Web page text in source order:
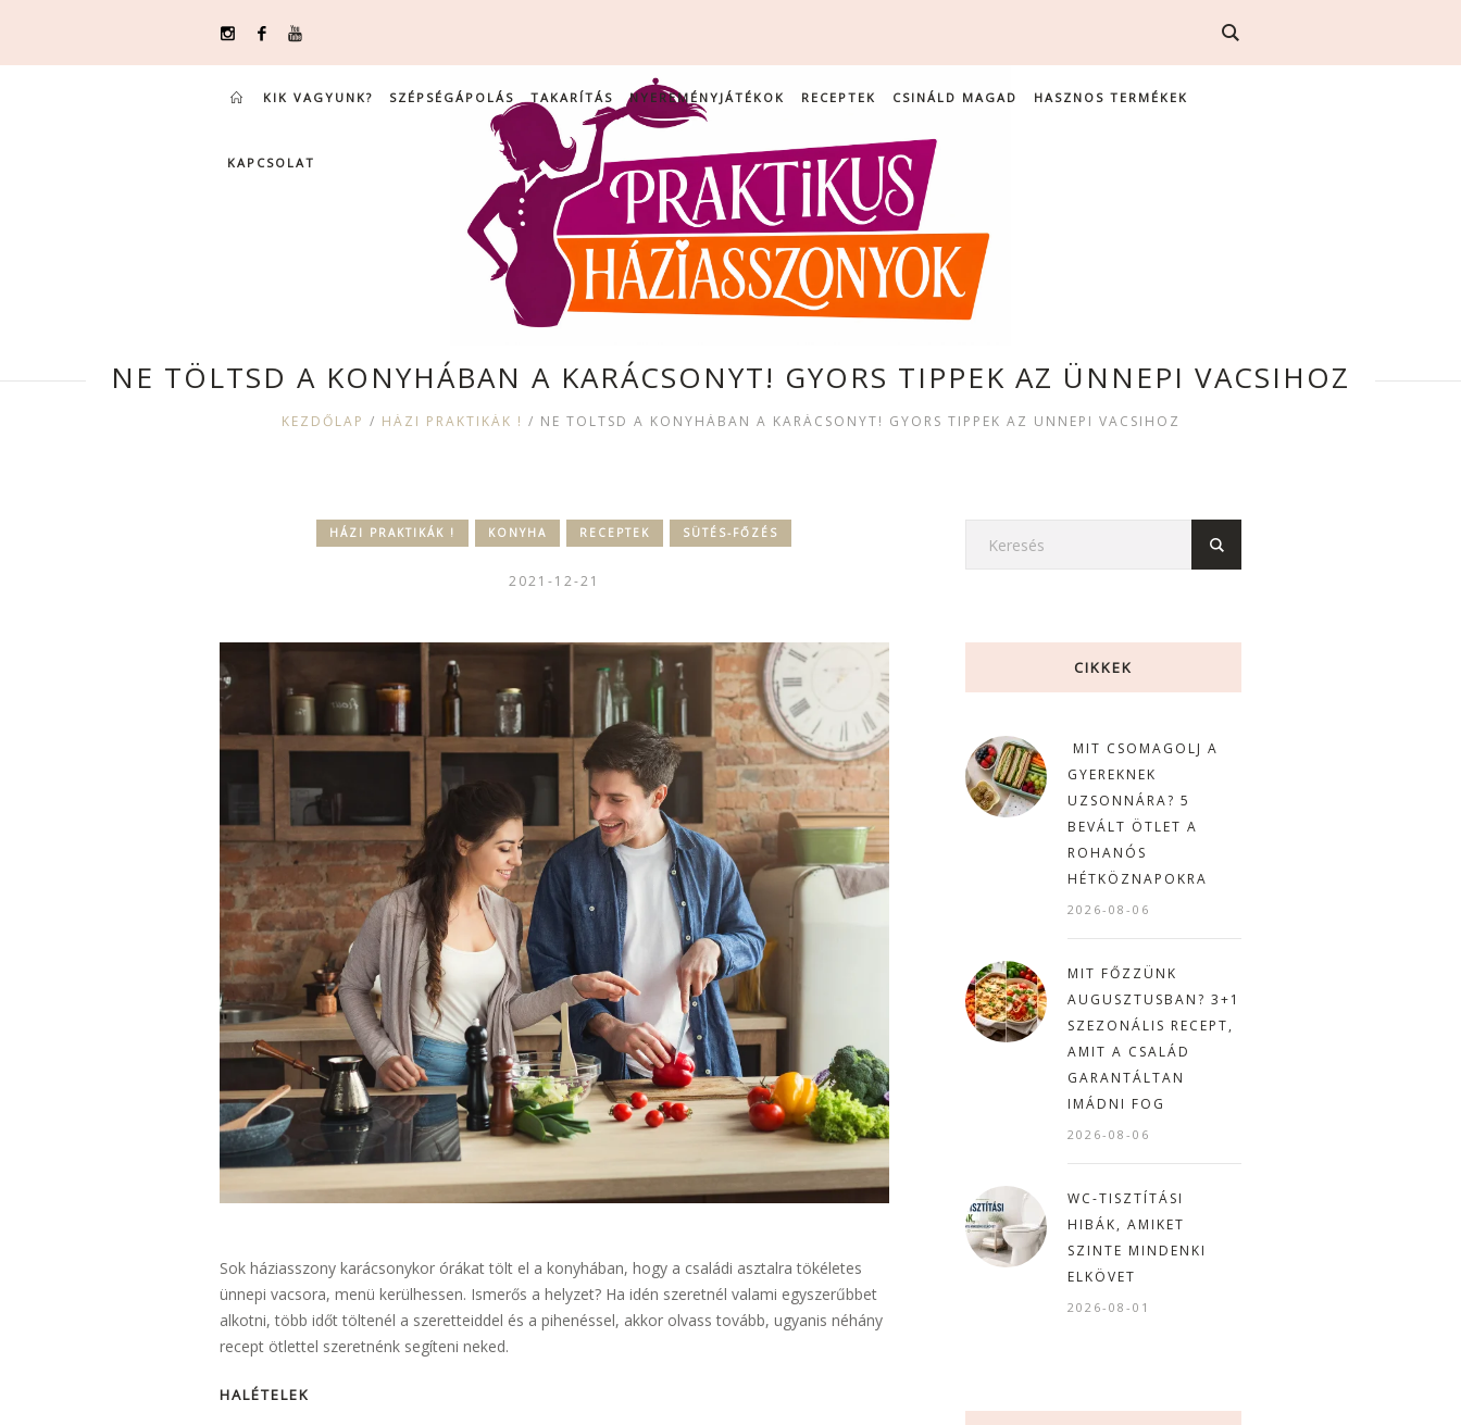
KIK VAGYUNK? SZÉPSÉGÁPOLÁS TAKARÍTÁS NYEREMÉNYJÁTÉKOK RECEPTEK CSINÁLD MAGAD HASZNOS TERMÉKEK
KAPCSOLAT
NE TÖLTSD A KONYHÁBAN A KARÁCSONYT! GYORS TIPPEK AZ ÜNNEPI VACSIHOZ
KEZDŐLAP / HÁZI PRAKTIKÁK ! / NE TÖLTSD A KONYHÁBAN A KARÁCSONYT! GYORS TIPPEK AZ ÜNNEPI VACSIHOZ
HÁZI PRAKTIKÁK ! KONYHA RECEPTEK SÜTÉS-FŐZÉS
2021-12-21
Sok háziasszony karácsonykor órákat tölt el a konyhában, hogy a családi asztalra tökéletes
ünnepi vacsora, menü kerülhessen. Ismerős a helyzet? Ha idén szeretnél valami egyszerűbbet
alkotni, több időt töltenél a szeretteiddel és a pihenéssel, akkor olvass tovább, ugyanis néhány
recept ötlettel szeretnénk segíteni neked.
HALÉTELEK
CIKKEK
MIT CSOMAGOLJ A
GYEREKNEK
UZSONNÁRA? 5
BEVÁLT ÖTLET A
ROHANÓS
HÉTKÖZNAPOKRA
2026-08-06
MIT FŐZZÜNK
AUGUSZTUSBAN? 3+1
SZEZONÁLIS RECEPT,
AMIT A CSALÁD
GARANTÁLTAN
IMÁDNI FOG
2026-08-06
WC-TISZTÍTÁSI
HIBÁK, AMIKET
SZINTE MINDENKI
ELKÖVET
2026-08-01